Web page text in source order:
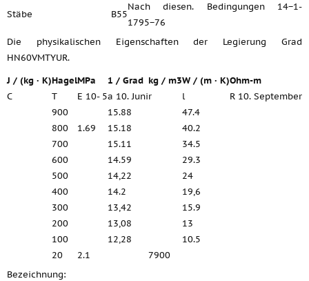
Stäbe B55
Nach diesen. Bedingungen 14−1-
1795−76
Die physikalischen Eigenschaften der Legierung Grad
HN60VMTYUR.
J / (kg · K)HagelMPa 1 / Grad kg / m3W / (m · K)Ohm-m
C
T E 10- 5a 10. Junir l
R 10. September
900
15.88
47.4
800
1.69 15.18
40.2
700
15.11
34.5
600
14.59
29.3
500
14,22
24
400
14.2
19,6
300
13,42
15.9
200
13,08
13
100
12,28
10.5
20
2.1
7900
Bezeichnung: